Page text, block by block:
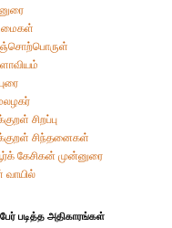
சிறப்பு
சிந்தனைகள்
கேசிகன் முன்னுரை
வாயில்
படித்த அதிகாரங்கள்